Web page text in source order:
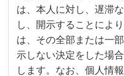
は、本人に対し、遅滞
し、開示することによ
は、その全部または一
示しない決定をした場
します。なお、個人情